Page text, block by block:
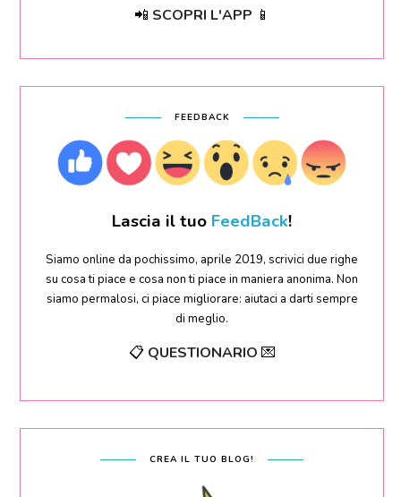
📲 SCOPRI L'APP 📱
FEEDBACK
Lascia il tuo FeedBack!
Siamo online da pochissimo, aprile 2019, scrivici due righe
su cosa ti piace e cosa non ti piace in maniera anonima. Non
siamo permalosi, ci piace migliorare: aiutaci a darti sempre
di meglio.
📋 QUESTIONARIO 💌
CREA IL TUO BLOG!